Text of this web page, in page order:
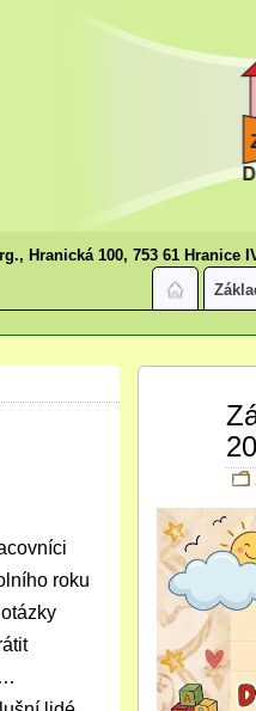
Hranická 100, 753 61 Hranice
roku